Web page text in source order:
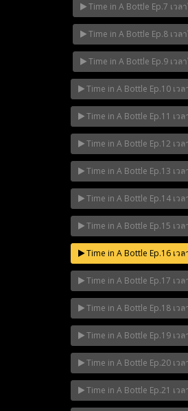
Time in A Bottle Ep.7 เวล
Time in A Bottle Ep.8 เวล
Time in A Bottle Ep.9 เวล
Time in A Bottle Ep.10 เว
Time in A Bottle Ep.11 เว
Time in A Bottle Ep.12 เว
Time in A Bottle Ep.13 เว
Time in A Bottle Ep.14 เว
Time in A Bottle Ep.15 เว
Time in A Bottle Ep.16 เว
Time in A Bottle Ep.17 เว
Time in A Bottle Ep.18 เว
Time in A Bottle Ep.19 เว
Time in A Bottle Ep.20 เว
Time in A Bottle Ep.21 เว